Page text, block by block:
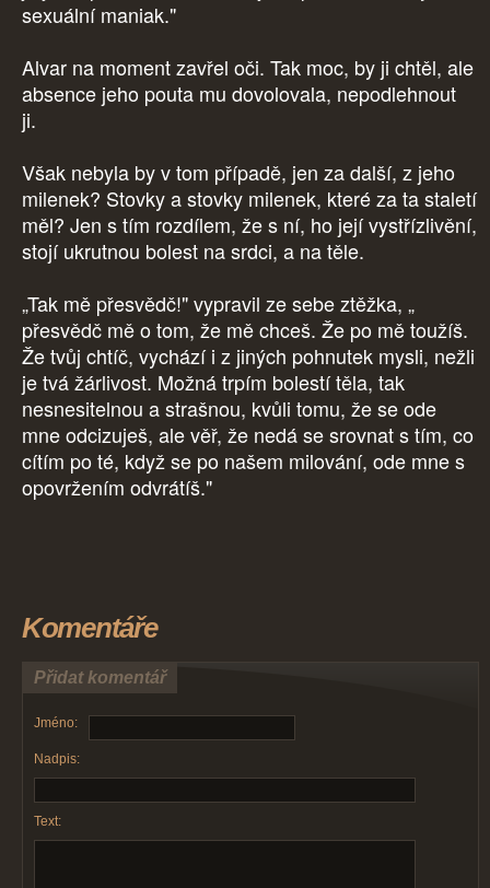
sexuální maniak."
Alvar na moment zavřel oči. Tak moc, by ji chtěl, ale
absence jeho pouta mu dovolovala, nepodlehnout
ji.
Však nebyla by v tom případě, jen za další, z jeho
milenek? Stovky a stovky milenek, které za ta staletí
měl? Jen s tím rozdílem, že s ní, ho její vystřízlivění,
stojí ukrutnou bolest na srdci, a na těle.
„Tak mě přesvědč!" vypravil ze sebe ztěžka, „
přesvědč mě o tom, že mě chceš. Že po mě toužíš.
Že tvůj chtíč, vychází i z jiných pohnutek mysli, nežli
je tvá žárlivost. Možná trpím bolestí těla, tak
nesnesitelnou a strašnou, kvůli tomu, že se ode
mne odcizuješ, ale věř, že nedá se srovnat s tím, co
cítím po té, když se po našem milování, ode mne s
opovržením odvrátíš."
Komentáře
Přidat komentář
Jméno:
Nadpis:
Text: